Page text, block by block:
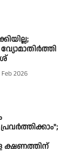
2026
ക്ഷണത്തിന്